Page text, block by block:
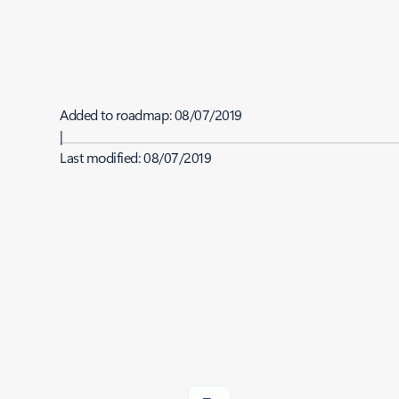
Added to roadmap:08/07/2019
|
Last modified:08/07/2019